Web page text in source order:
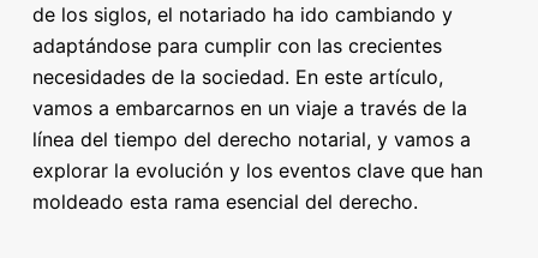
de los siglos, el notariado ha ido cambiando y
adaptándose para cumplir con las crecientes
necesidades de la sociedad. En este artículo,
vamos a embarcarnos en un viaje a través de la
línea del tiempo del derecho notarial, y vamos a
explorar la evolución y los eventos clave que han
moldeado esta rama esencial del derecho.